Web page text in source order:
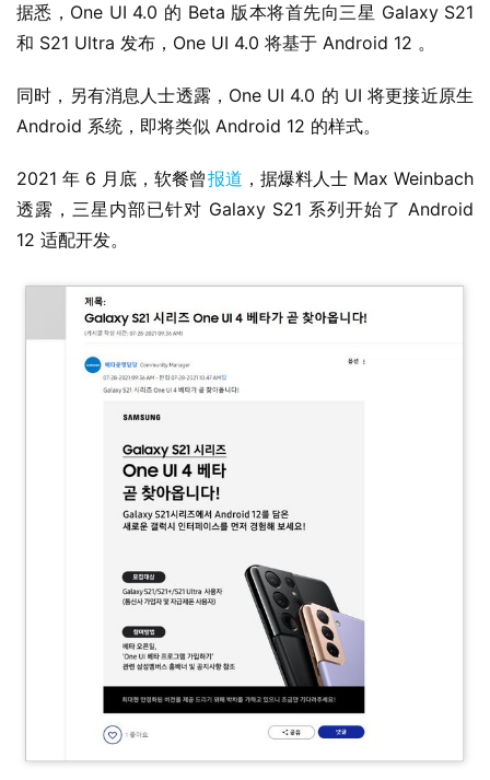
业
界
W
n
1
1
W
n
关
据悉，One UI 4.0 的 Beta 版本将首先向三星 Galaxy S21
和 S21 Ultra 发布，One UI 4.0 将基于 Android 12 。
同时，另有消息人士透露，One UI 4.0 的 UI 将更接近原生
Android 系统，即将类似 Android 12 的样式。
2021 年 6 月底，软餐曾报道 ，据爆料人士 Max Weinbach
透露，三星内部已针对 Galaxy S21 系列开始了 Android
12 适配开发。